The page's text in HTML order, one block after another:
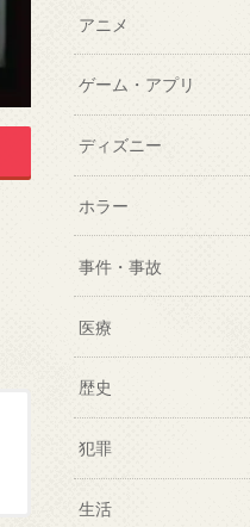
アニメ
ゲーム・アプリ
ディズニー
ホラー
事件・事故
医療
歴史
犯罪
生活